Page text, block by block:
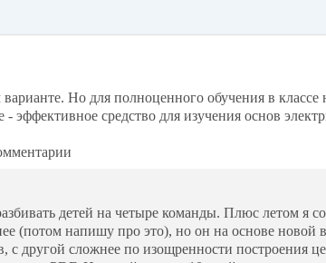
ok
Но для полноценного обучения в классе
средство для изучения основ
детей на четыре команды. Плюс летом я
(потом напишу про это), но он на основе новой
с другой сложнее по изощренности построения